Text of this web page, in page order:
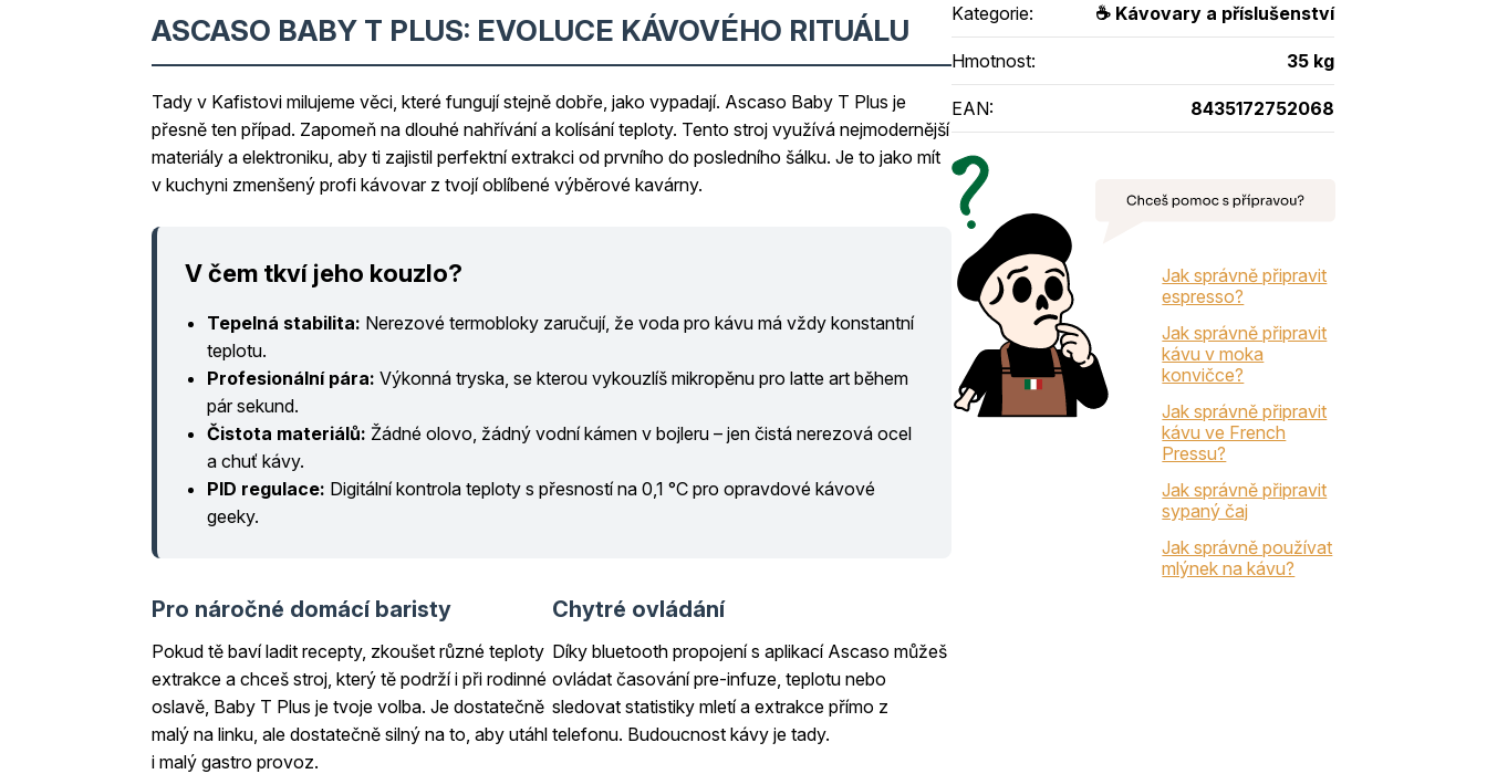
ASCASO BABY T PLUS: EVOLUCE KÁVOVÉHO RITUÁLU
Tady v Kafistovi milujeme věci, které fungují stejně dobře, jako vypadají. Ascaso Baby T Plus je
přesně ten případ. Zapomeň na dlouhé nahřívání a kolísání teploty. Tento stroj využívá nejmodernější
materiály a elektroniku, aby ti zajistil perfektní extrakci od prvního do posledního šálku. Je to jako mít
v kuchyni zmenšený profi kávovar z tvojí oblíbené výběrové kavárny.
V čem tkví jeho kouzlo?
Tepelná stabilita: Nerezové termobloky zaručují, že voda pro kávu má vždy konstantní
teplotu.
Profesionální pára: Výkonná tryska, se kterou vykouzlíš mikropěnu pro latte art během
pár sekund.
Čistota materiálů: Žádné olovo, žádný vodní kámen v bojleru – jen čistá nerezová ocel
a chuť kávy.
PID regulace: Digitální kontrola teploty s přesností na 0,1 °C pro opravdové kávové
geeky.
Pro náročné domácí baristy
Pokud tě baví ladit recepty, zkoušet různé teploty
extrakce a chceš stroj, který tě podrží i při rodinné
oslavě, Baby T Plus je tvoje volba. Je dostatečně
malý na linku, ale dostatečně silný na to, aby utáhl
i malý gastro provoz.
Chytré ovládání
Díky bluetooth propojení s aplikací Ascaso můžeš
ovládat časování pre-infuze, teplotu nebo
sledovat statistiky mletí a extrakce přímo z
telefonu. Budoucnost kávy je tady.
Kategorie: ☕ Kávovary a příslušenství
Hmotnost: 35 kg
EAN: 8435172752068
Jak správně připravit
espresso?
Jak správně připravit
kávu v moka
konvičce?
Jak správně připravit
kávu ve French
Pressu?
Jak správně připravit
sypaný čaj
Jak správně používat
mlýnek na kávu?